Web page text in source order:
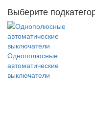
Выберите
Однополюсные
автоматические
выключатели